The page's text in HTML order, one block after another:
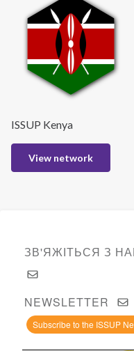
ISSUP Kenya
View network
ЗВ'ЯЖІТЬСЯ З
NEWSLETTER
Subscribe to the ISSUP